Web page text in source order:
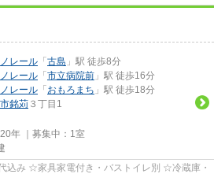
レール 「 古島 」駅 徒歩8分
レール 「 市立病院前 」駅 徒歩16分
レール 「 おもろまち 」駅 徒歩18分
銘苅 ３丁目1
年 ｜募集中： 1室
込み ☆家具家電付き・バストイレ別 ☆冷蔵庫・